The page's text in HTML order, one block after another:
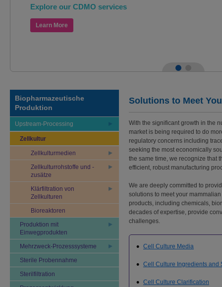
Explore our CDMO services
Learn More
Biopharmazeutische
Produktion
Upstream-Processing
Zellkultur
Zellkulturmedien
Zellkulturrohstoffe und -
zusätze
Klärfiltration von
Zellkulturen
Bioreaktoren
Produktion mit
Einwegprodukten
Mehrzweck-Prozesssysteme
Sterile Probennahme
Sterilfiltration
Solutions to Meet
With the significant growth in the
market is being required to do
regulatory concerns including
seeking the most economically
the same time, we recognize that
efficient, robust manufacturing
We are deeply committed to
solutions to meet your
products, including chemicals,
decades of expertise, provide
challenges.
Cell Culture Media
Cell Culture Ingredients and
Cell Culture Clarification